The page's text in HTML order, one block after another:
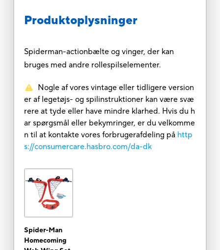
Produktoplysninger
Spiderman-actionbælte og vinger, der kan
bruges med andre rollespilselementer.
Nogle af vores vintage eller tidligere version
er af legetøjs- og spilinstruktioner kan være svæ
rere at tyde eller have mindre klarhed. Hvis du h
ar spørgsmål eller bekymringer, er du velkomme
n til at kontakte vores forbrugerafdeling på http
s://consumercare.hasbro.com/da-dk
Spider-Man
Homecoming